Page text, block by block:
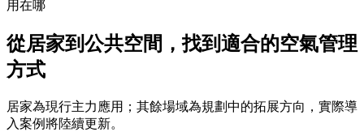
用在哪
從居家到公共空間，找到適合的空氣管理
方式
居家為現行主力應用；其餘場域為規劃中的拓展方向，實際導
入案例將陸續更新。